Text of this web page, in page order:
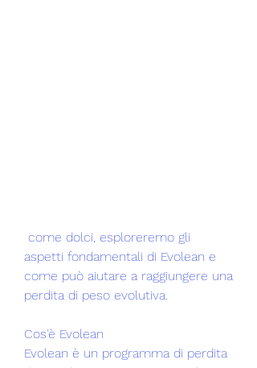
aspetti fondamentali di Evolean e
come può aiutare a raggiungere una
perdita di peso evolutiva.
Cos'è Evolean
Evolean è un programma di perdita